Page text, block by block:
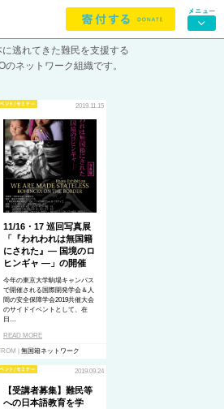
に逃れてきた難民を支援する
のネットワーク組織です。
2019.11.15
11/16・17 巡回写真展
「『われわれは無国籍
にされた』— 国境のロ
ヒンギャ —」の開催
今年の東京大学駒場キャンパス
で開催される国際開発学会＆ 人
間の安全保障学会2019共催大会
のサイドイベントとして、在
日…
READ MORE
| 無国籍ネットワーク
2019.09.24
【受講者募集】難民等
への日本語教育を学